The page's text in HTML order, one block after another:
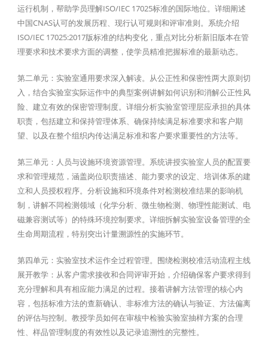
运行机制，帮助学员理解ISO/IEC 17025标准的国际地位。详细阐述
中国CNAS认可的发展历程、现行认可规则和评审准则。系统介绍
ISO/IEC 17025:2017版标准的结构变化，重点对比分析新旧版本在管
理要求和技术要求方面的调整，使学员精准把握标准的最新动态。
第二单元：实验室通用要求深入解读。从公正性和保密性两大原则切
入，结合实验室实际运作中的典型案例讲解如何识别和消解公正性风
险、建立有效的保密管理制度。详细分析实验室管理层应承担的具体
职责，包括建立和保持管理体系、确保持续满足标准要求和客户期
望、以及在整个组织内传达满足标准和客户要求重要性的方法等。
第三单元：人员与设施环境资源管理。系统讲授实验室人员的配置要
求和管理规范，涵盖岗位职责描述、能力要求的设定、培训体系的建
立和人员授权程序。分析设施和环境条件对检测校准结果的影响机
制，讲解不同检测领域（化学分析、微生物检测、物理性能测试、电
磁兼容测试等）的特殊环境控制要求。详细拆解实验室设备管理的全
生命周期流程，特别突出计量溯源性的实施环节。
第四单元：实验室技术运作全过程管理。围绕检测校准活动流程主线
展开教学：从客户需求接收和合同评审开始，介绍确保客户要求得到
充分理解和具有相应能力满足的过程。接着讲解方法管理的核心内
容，包括标准方法的查新确认、非标准方法的确认与验证、方法偏离
的评估与控制。教授学员如何在审核中检验实验室抽样方案的合理
性、样品管理制度的有效性以及记录追溯性的完整性。